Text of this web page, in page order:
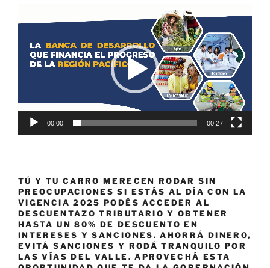
de
00:00 00:27
TÚ Y TU CARRO MERECEN RODAR SIN
PREOCUPACIONES SI ESTÁS AL DÍA CON LA
VIGENCIA 2025 PODÉS ACCEDER AL
DESCUENTAZO TRIBUTARIO Y OBTENER
HASTA UN 80% DE DESCUENTO EN
INTERESES Y SANCIONES. AHORRÁ DINERO,
EVITÁ SANCIONES Y RODÁ TRANQUILO POR
LAS VÍAS DEL VALLE. APROVECHÁ ESTA